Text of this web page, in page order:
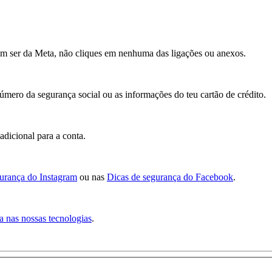
ser da Meta, não cliques em nenhuma das ligações ou anexos.
da segurança social ou as informações do teu cartão de crédito.
para a conta.
do Instagram ou nas Dicas de segurança do Facebook.
nas nossas tecnologias.